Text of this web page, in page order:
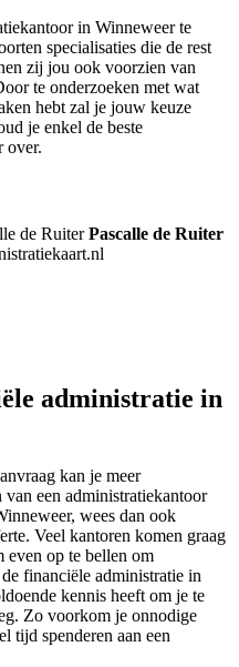
in Winneweer te
specialisaties die de rest
zij jou ook voorzien van
te onderzoeken met wat
hebt zal je jouw keuze
je enkel de beste
over.
Pascalle de Ruiter
administratie in
kan je meer
een administratiekantoor
wees dan ook
Veel kantoren komen graag
even op te bellen om
financiële administratie in
kennis heeft om je te
Zo voorkom je onnodige
tijd spenderen aan een